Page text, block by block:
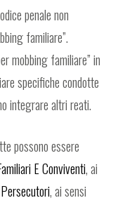
penale non
familiare”.
mobbing familiare” in
specifiche condotte
integrare altri reati.
possono essere
E Conviventi, ai
, ai sensi